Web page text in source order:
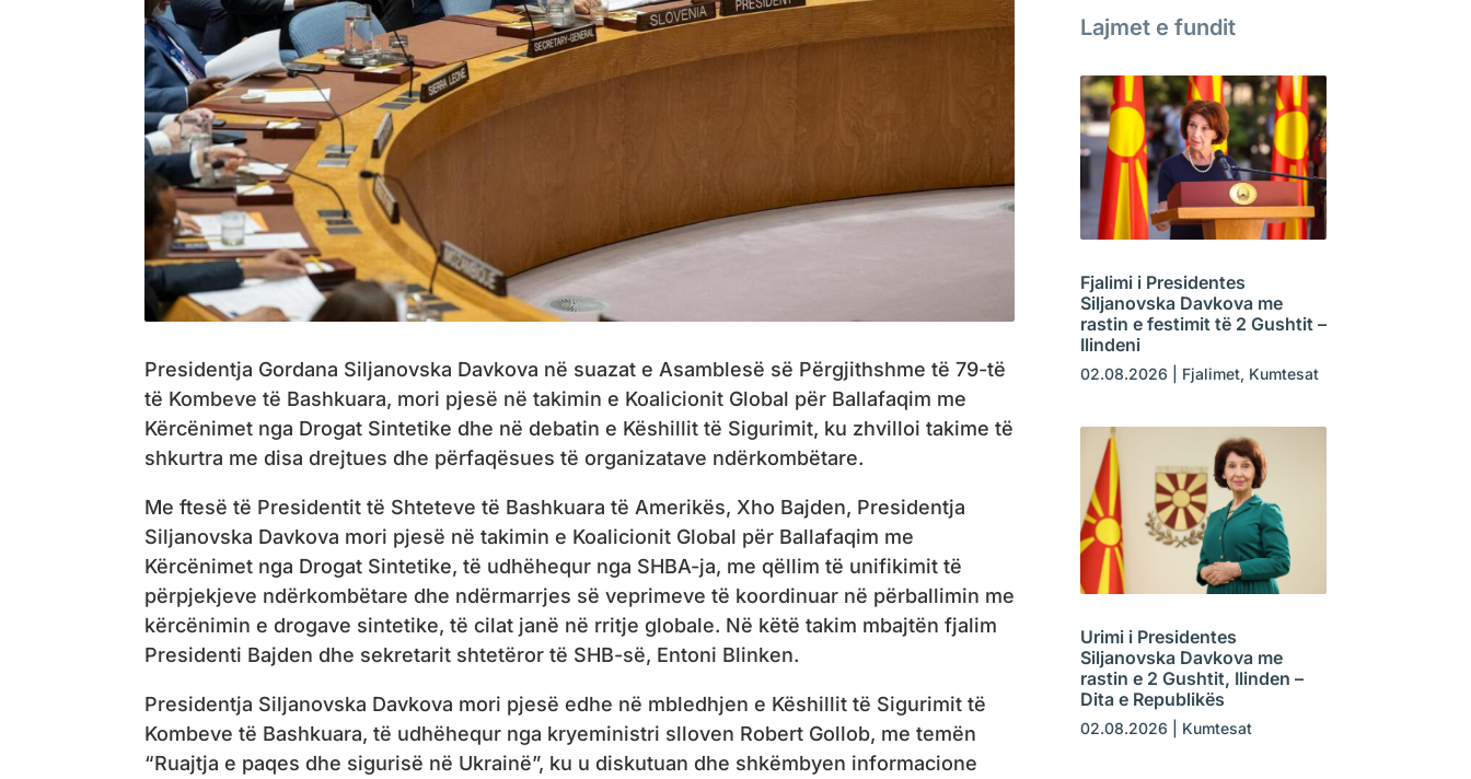
Presidentja Gordana Siljanovska Davkova në suazat e Asamblesë së Përgjithshme të 79-të
të Kombeve të Bashkuara, mori pjesë në takimin e Koalicionit Global për Ballafaqim me
Kërcënimet nga Drogat Sintetike dhe në debatin e Këshillit të Sigurimit, ku zhvilloi takime të
shkurtra me disa drejtues dhe përfaqësues të organizatave ndërkombëtare.
Me ftesë të Presidentit të Shteteve të Bashkuara të Amerikës, Xho Bajden, Presidentja
Siljanovska Davkova mori pjesë në takimin e Koalicionit Global për Ballafaqim me
Kërcënimet nga Drogat Sintetike, të udhëhequr nga SHBA-ja, me qëllim të unifikimit të
përpjekjeve ndërkombëtare dhe ndërmarrjes së veprimeve të koordinuar në përballimin me
kërcënimin e drogave sintetike, të cilat janë në rritje globale. Në këtë takim mbajtën fjalim
Presidenti Bajden dhe sekretarit shtetëror të SHB-së, Entoni Blinken.
Presidentja Siljanovska Davkova mori pjesë edhe në mbledhjen e Këshillit të Sigurimit të
Kombeve të Bashkuara, të udhëhequr nga kryeministri slloven Robert Gollob, me temën
“Ruajtja e paqes dhe sigurisë në Ukrainë”, ku u diskutuan dhe shkëmbyen informacione
Lajmet e fundit
Fjalimi i Presidentes
Siljanovska Davkova me
rastin e festimit të 2 Gushtit –
Ilindeni
02.08.2026 Fjalimet, Kumtesat
Urimi i Presidentes
Siljanovska Davkova me
rastin e 2 Gushtit, Ilinden –
Dita e Republikës
02.08.2026 Kumtesat